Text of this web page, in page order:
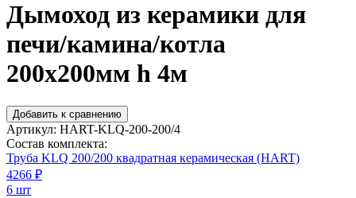
Дымоход из керамики для
печи/камина/котла
200х200мм h 4м
Добавить к сравнению
Артикул: HART-KLQ-200-200/4
Состав комплекта:
Труба KLQ 200/200 квадратная керамическая (HART)
4266 ₽
6 шт